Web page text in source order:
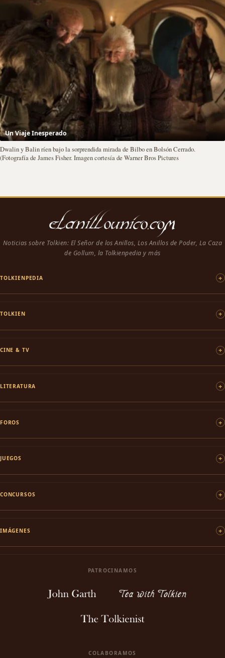
Un Viaje Inesperado
Dwalin y Balin ríen bajo la sorprendida mirada de Bilbo en Bolsón Cerrado.
(Fotografía de James Fisher. Imagen cortesía de Warner Bros Pictures
Noticias sobre Tolkien: El Señor de los Anillos, Los Anillos de Poder, La Caza
de Gollum, la Tolkienpedia y más
TOLKIENPEDIA
TOLKIEN
CINE & TV
LITERATURA
FOROS
JUEGOS
CONCURSOS
IMÁGENES
PATROCINAMOS
COLABORAMOS